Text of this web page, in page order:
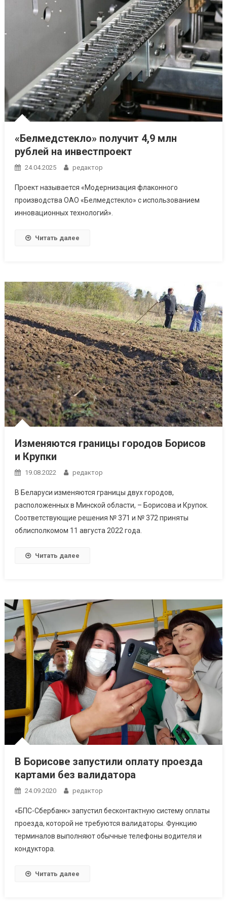
«Белмедстекло» получит 4,9 млн
рублей на инвестпроект
24.04.2025 редактор
Проект называется «Модернизация флаконного
производства ОАО «Белмедстекло» с использованием
инновационных технологий».
Читать далее
Изменяются границы городов Борисов
и Крупки
19.08.2022 редактор
В Беларуси изменяются границы двух городов,
расположенных в Минской области, – Борисова и Крупок.
Соответствующие решения № 371 и № 372 приняты
облисполкомом 11 августа 2022 года.
Читать далее
В Борисове запустили оплату проезда
картами без валидатора
24.09.2020 редактор
«БПС-Сбербанк» запустил бесконтактную систему оплаты
проезда, которой не требуются валидаторы. Функцию
терминалов выполняют обычные телефоны водителя и
кондуктора.
Читать далее